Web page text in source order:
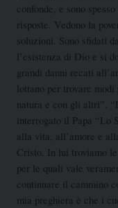
confonde, e sono
risposte. Vedono la
soluzioni. Sono sfidati
l’esistenza di Dio e si
grandi danni recati
lottano per trovare
natura e con gli altri”.
interrogato il Papa “Lo
alla vita, all’amore e
Cristo. In lui troviamo
per le quali vale
continuare il cammino
mia preghiera è che i